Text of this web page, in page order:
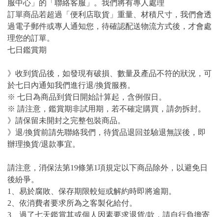
服中心」的「聯絡客服」。我們將有專人處理
訂單商品若超過「便利店取貨」重量、材積尺寸，我們會透
過電子郵件或專人通知您，待確認配送物流方式後，才會處
理您的訂單。
七日鑑賞期
》收到貨品後，如發現有破損、數量及產品不符的狀況，可
於七日內通知我們進行退/換貨服務。
※ 七日為商品到貨日開始計算起，含例假日。
※ 請注意，鑑賞期非試用期，若不確定購買，請勿拆封。
》請保留未開封之完整包裝商品。
》退/換貨前請先聯絡我們，待貨品退回並驗退無誤後，即
辦理換貨/退款事宜。
請注意，消保法第19條第1項規定以下商品除外，以避免日
後紛爭。
1、易於腐敗、保存期限較短或解約時即將逾期。
2、依消費者要求所為之客製化給付。
3、過了七天鑑賞其或個人因素要求退貨/款，請自行負擔寄